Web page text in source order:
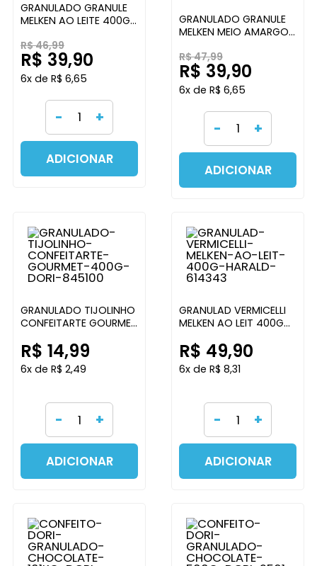
GRANULADO GRANULE
MELKEN AO LEITE 400G
R$ 46,99
R$ 39,90
6x de R$ 6,65
- +
ADICIONAR
GRANULADO GRANULE
MELKEN MEIO AMARGO
R$ 47,99
R$ 39,90
6x de R$ 6,65
- +
ADICIONAR
GRANULADO TIJOLINHO
CONFEITARTE GOURMET
R$ 14,99
6x de R$ 2,49
- +
ADICIONAR
GRANULAD VERMICELLI
MELKEN AO LEIT 400G
R$ 49,90
6x de R$ 8,31
- +
ADICIONAR